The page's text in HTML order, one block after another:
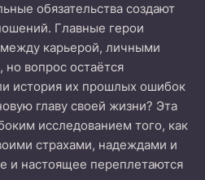
обязательства создают
Главные герои
карьерой, личными
вопрос остаётся
история их прошлых ошибок
главу своей жизни? Эта
исследованием того, как
страхами, надеждами и
и настоящее переплетаются